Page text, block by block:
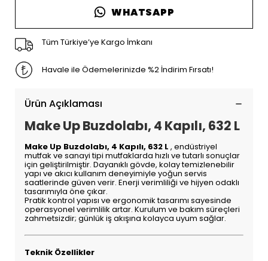
WHATSAPP
Tüm Türkiye’ye Kargo İmkanı
Havale ile Ödemelerinizde %2 İndirim Fırsatı!
Ürün Açıklaması
Make Up Buzdolabı, 4 Kapılı, 632 L
Make Up Buzdolabı, 4 Kapılı, 632 L , endüstriyel
mutfak ve sanayi tipi mutfaklarda hızlı ve tutarlı sonuçlar
için geliştirilmiştir. Dayanıklı gövde, kolay temizlenebilir
yapı ve akıcı kullanım deneyimiyle yoğun servis
saatlerinde güven verir. Enerji verimliliği ve hijyen odaklı
tasarımıyla öne çıkar.
Pratik kontrol yapısı ve ergonomik tasarımı sayesinde
operasyonel verimlilik artar. Kurulum ve bakım süreçleri
zahmetsizdir; günlük iş akışına kolayca uyum sağlar.
Teknik Özellikler